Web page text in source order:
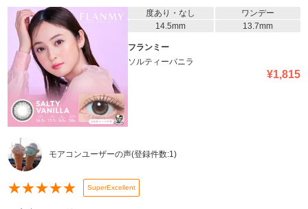
度あり・なし
ワンデー
14.5mm
13.7mm
フランミー
ソルティーバニラ
¥1,815
モアコンユーザーの声(登録件数:1)
★★★★★ SuperExcellent